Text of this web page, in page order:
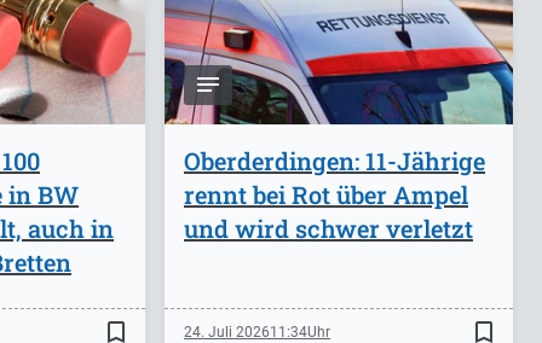
in BW
auch in
bookmark_border
Oberderdingen: 11-Jährige
rennt bei Rot über Ampel
und wird schwer verletzt
24. Juli 202611:34 bookmark_border